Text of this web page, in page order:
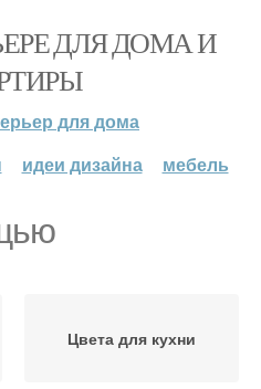
ДЛЯ ДОМА И
для дома
идеи дизайна мебель
Цвета для кухни